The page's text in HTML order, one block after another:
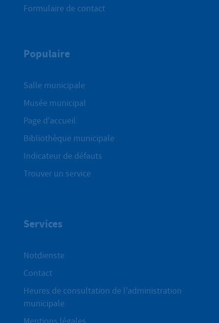
Formulaire de contact
Populaire
Salle municipale
Musée municipal
Page d'accueil
Bibliothèque municipale
Indicateur de défauts
Trouver un service
Services
Notdienste
Contact
Heures de consultation de l'administration
municipale